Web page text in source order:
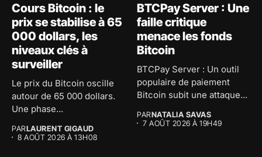
Cours Bitcoin : le
prix se stabilise à 65
000 dollars, les
niveaux clés à
surveiller
Le prix du Bitcoin oscille
autour de 65 000 dollars.
Une phase...
PARLAURENT GIGAUD
8 AOÛT 2026 À 13H08
BTCPay Server : Une
faille critique
menace les fonds
Bitcoin
BTCPay Server : Un outil
populaire de paiement
Bitcoin subit une attaque...
PARNATALIA SAVAS
7 AOÛT 2026 À 19H49